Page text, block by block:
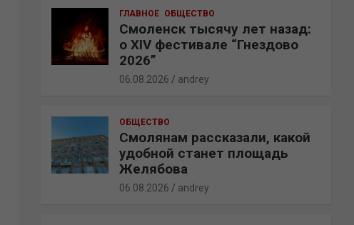
ГЛАВНОЕ ОБЩЕСТВО
Смоленск тысячу лет назад:
о XIV фестивале “Гнездово
2026”
06.08.2026 andrey
ОБЩЕСТВО
Смолянам рассказали, какой
удобной станет площадь
Желябова
06.08.2026 andrey